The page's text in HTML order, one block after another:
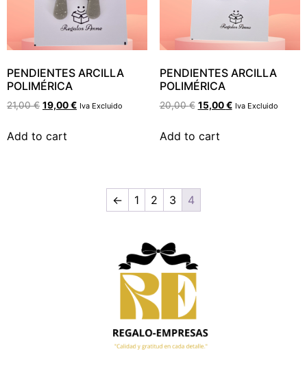
PENDIENTES ARCILLA
POLIMÉRICA
21,00€ 19,00€ Iva Excluido
Add to cart
PENDIENTES ARCILLA
POLIMÉRICA
20,00€ 15,00€ Iva Excluido
Add to cart
← 1 2 3 4